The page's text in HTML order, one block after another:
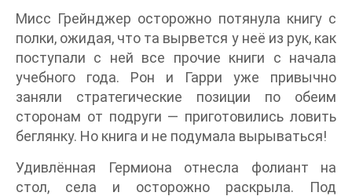
Мисс Грейнджер осторожно потянула книгу с
полки, ожидая, что та вырвется у неё из рук, как
поступали с ней все прочие книги с начала
учебного года. Рон и Гарри уже привычно
заняли стратегические позиции по обеим
сторонам от подруги — приготовились ловить
беглянку. Но книга и не подумала вырываться!
Удивлённая Гермиона отнесла фолиант на
стол, села и осторожно раскрыла. Под